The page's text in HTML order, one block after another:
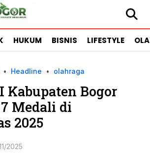
HUKUM BISNIS LIFESTYLE
• Headline • olahraga
Kabupaten Bogor
Medali di
2025
2025